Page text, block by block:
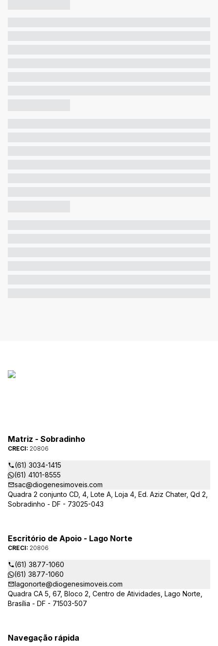
Matriz - Sobradinho
CRECI: 20806
(61) 3034-1415
(61) 4101-8555
sac@diogenesimoveis.com
Quadra 2 conjunto CD, 4, Lote A, Loja 4, Ed. Aziz Chater, Qd 2,
Sobradinho - DF - 73025-043
Escritório de Apoio - Lago Norte
CRECI: 20806
(61) 3877-1060
(61) 3877-1060
lagonorte@diogenesimoveis.com
Quadra CA 5, 67, Bloco 2, Centro de Atividades, Lago Norte,
Brasília - DF - 71503-507
Navegação rápida